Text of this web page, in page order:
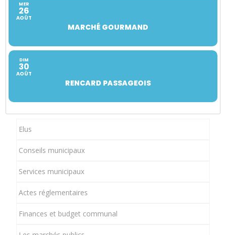
MER
26
AOÛT
MARCHÉ GOURMAND
DIM
30
AOÛT
RENCARD PASSAGEOIS
Elus
Conseils municipaux
Services municipaux
Actes réglementaires
Finances et budget communal